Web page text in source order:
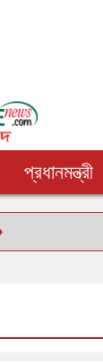
প্রধানমন্ত্রী